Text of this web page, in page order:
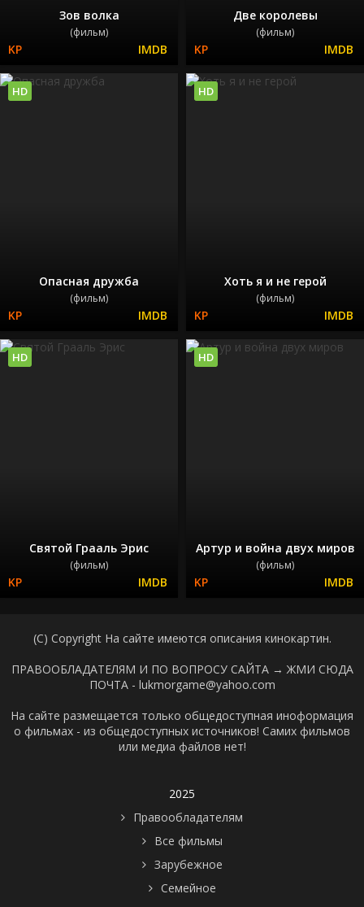
Зов волка
(фильм)
Две королевы
(фильм)
Опасная дружба
(фильм)
HD
Хоть я и не герой
(фильм)
HD
Святой Грааль Эрис
(фильм)
HD
Артур и война двух миров
(фильм)
HD
(C) Copyright На сайте имеются описания кинокартин.
ПРАВООБЛАДАТЕЛЯМ И ПО ВОПРОСУ САЙТА → ЖМИ СЮДА
ПОЧТА - lukmorgame@yahoo.com
На сайте размещается только общедоступная иноформация
о фильмах - из общедоступных источников! Самих фильмов
или медиа файлов нет!
2025
Правообладателям
Все фильмы
Зарубежное
Семейное